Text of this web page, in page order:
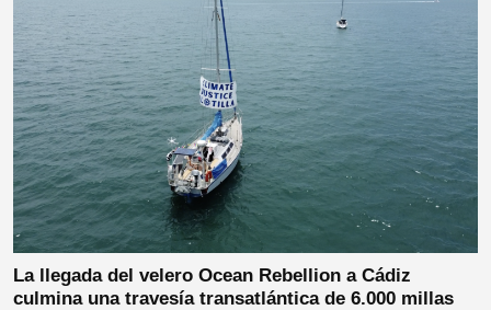
La llegada del velero Ocean Rebellion a Cádiz
culmina una travesía transatlántica de 6.000 millas